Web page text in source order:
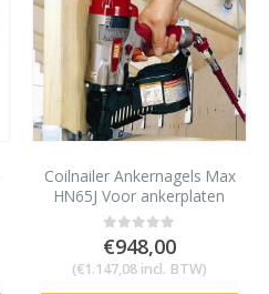
Coilnailer Ankernagels Max
HN65J Voor ankerplaten
verbinding
0out of 5
€948,00
(€1.147,08 incl. BTW)